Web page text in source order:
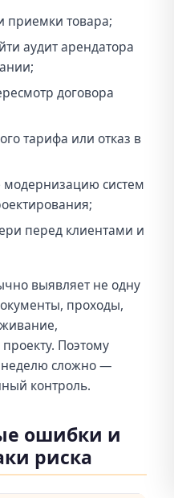
приемки товара;
аудит арендатора
договора
тарифа или отказ в
систем
перед клиентами и
выявляет не одну
проходы,
Поэтому
неделю сложно —
контроль.
ошибки и
риска